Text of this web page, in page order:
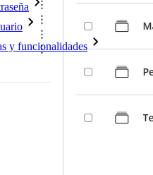
y funcionalidades